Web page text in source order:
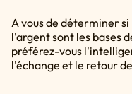
A vous de déterminer
l'argent sont les bases
préférez-vous
l'échange et le retour